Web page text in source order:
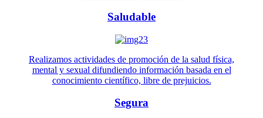
Saludable
Realizamos actividades de promoción de la salud física,
mental y sexual difundiendo información basada en el
conocimiento científico, libre de prejuicios.
Segura